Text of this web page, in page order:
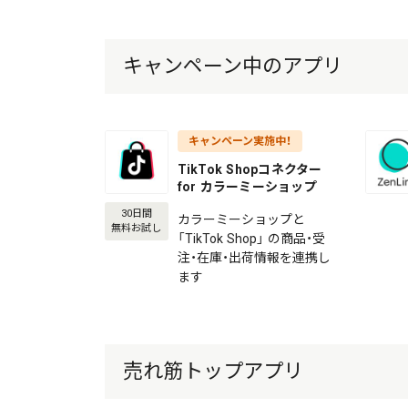
キャンペーン中のアプリ
30日間
無料お試し
キャンペーン実施中！
TikTok Shopコネクター
for カラーミーショップ
カラーミーショップと
「TikTok Shop」 の商品・受
注・在庫・出荷情報を連携し
ます
売れ筋トップアプリ